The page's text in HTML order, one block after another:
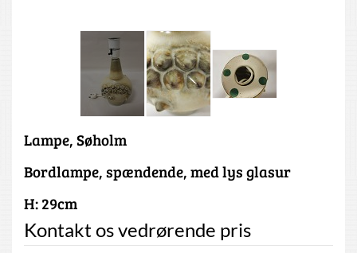
Lampe, Søholm
Bordlampe, spændende, med lys glasur
H: 29cm
Kontakt os vedrørende pris